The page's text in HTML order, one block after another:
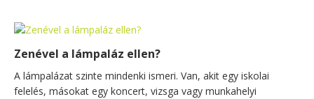
Zenével a lámpaláz ellen?
A lámpalázat szinte mindenki ismeri. Van, akit egy iskolai
felelés, másokat egy koncert, vizsga vagy munkahelyi